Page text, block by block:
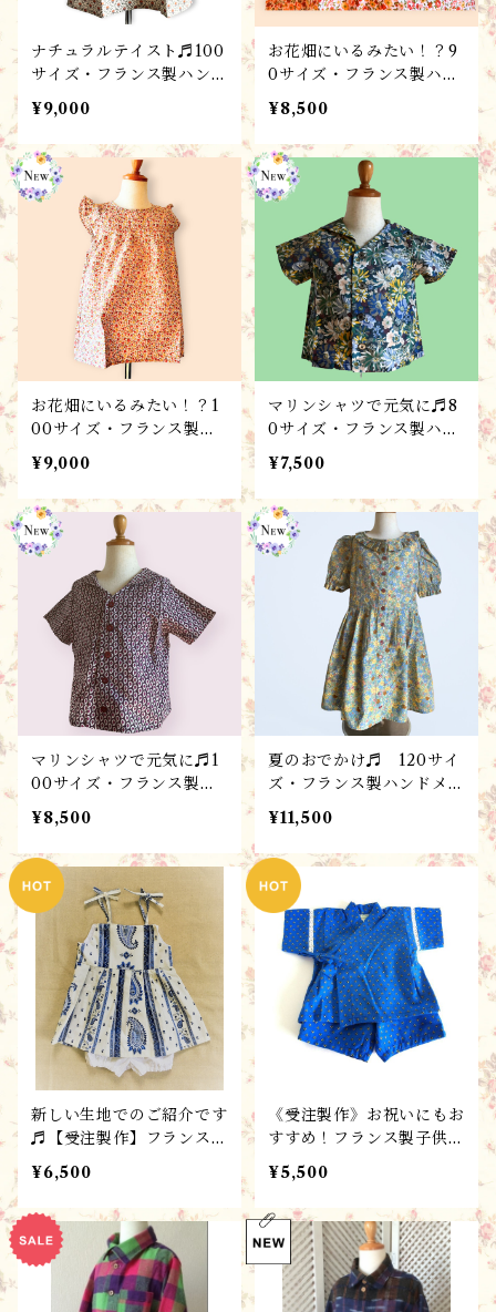
ナチュラルテイスト♬100
サイズ・フランス製ハンド
メイド子供服 / ワンピー
ス・ローブプロヴァンス/
春夏コレクション♬ギフト
にもおすすめ！
¥9,000
お花畑にいるみたい！？9
0サイズ・フランス製ハン
ドメイド子供服/ワンピー
ス・ローブフル－ル/ 春
夏コレクション・ギフトに
も♬
¥8,500
お花畑にいるみたい！？1
00サイズ・フランス製ハ
ンドメイド子供服 /ワンピ
ース・ローブフル－ル/
春夏コレクション・ギフト
に♬
¥9,000
マリンシャツで元気に♬8
0サイズ・フランス製ハン
ドメイド子供服 /男女兼用
シャツ・ブラウス・マリン
フルール 80サイズ（１
～２歳）/atelier tomocc
u春夏コレクション♬出産
祝にもおすすめ！
¥7,500
マリンシャツで元気に♬1
00サイズ・フランス製ハ
ンドメイド子供服 /男女兼
用シャツ・ブラウス・マリ
ンラバンド /atelier to
moccu春夏コレクション
♬ギフトにもおすすめ！
¥8,500
夏のおでかけ♬ 120サイ
ズ・フランス製ハンドメイ
ド子供服 / ワンピース・
ローブフルフル/atelier t
omoccu春夏コレクショ
ン♬ギフトにもおすすめ！
¥11,500
新しい生地でのご紹介です
♬【受注製作】フランス製
子供服 プロヴァンスブル
ーで元気に！女児サマード
レス“ペイズリー”
¥6,500
《受注製作》お祝いにもお
すすめ！フランス製子供服
！プロヴァンスのジンベイ
さん♪男女兼用
¥5,500